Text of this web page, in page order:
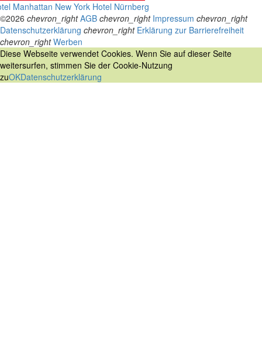
Manhattan New York Hotel Nürnberg
©2026 chevron_right AGB chevron_right Impressum chevron_right
Datenschutzerklärung chevron_right Erklärung zur Barrierefreiheit
chevron_right Werben
Diese Webseite verwendet Cookies. Wenn Sie auf dieser Seite
weitersurfen, stimmen Sie der Cookie-Nutzung
zuOKDatenschutzerklärung